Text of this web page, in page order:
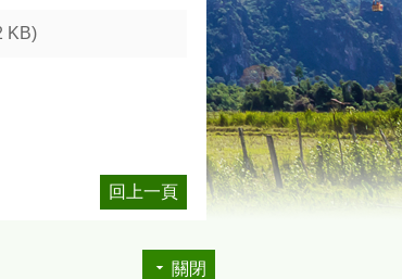
KB)
回上一頁
關閉